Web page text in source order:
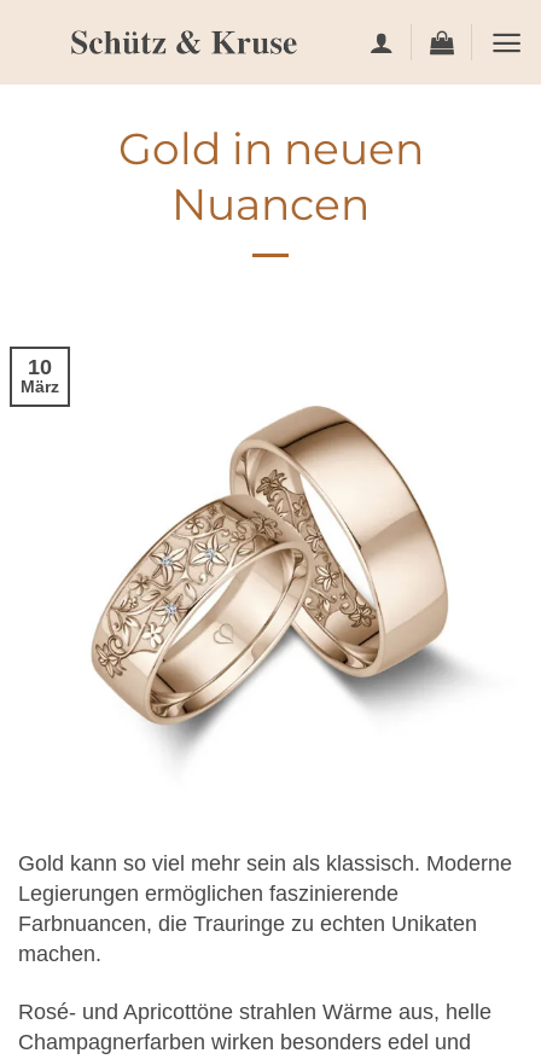
Gold in neuen
Nuancen
10
März
Gold kann so viel mehr sein als klassisch. Moderne
Legierungen ermöglichen faszinierende
Farbnuancen, die Trauringe zu echten Unikaten
machen.
Rosé- und Apricottöne strahlen Wärme aus, helle
Champagnerfarben wirken besonders edel und